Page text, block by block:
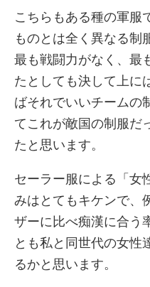
こちらもある種の軍服
ものとは全く異なる制
最も戦闘力がなく、最
たとしても決して上に
ばそれでいいチームの
てこれが敵国の制服だ
たと思います。
セーラー服による「女
みはとてもキケンで、
ザーに比べ痴漢に合う
とも私と同世代の女性
るかと思います。